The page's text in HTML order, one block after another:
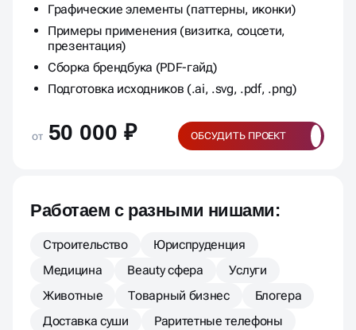
Графические элементы (паттерны, иконки)
Примеры применения (визитка, соцсети,
презентация)
Сборка брендбука (PDF-гайд)
Подготовка исходников (.ai, .svg, .pdf, .png)
от 50 000 ₽ ОБСУДИТЬ ПРОЕКТ
Работаем с разными нишами:
Строительство
Юриспруденция
Медицина
Beauty сфера
Услуги
Животные
Товарный бизнес
Блогера
Доставка суши
Раритетные телефоны